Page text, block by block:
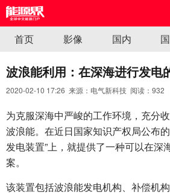
首页 影像 国内
波浪能利用：在深海进行发电
2020-02-10 17:26 来源：电气新科技 阅读： 932
为克服深海中严峻的工作环境，充分
波浪能。在近日国家知识产权局公布
发电装置”上，就提供了一种可以在深
案。
该装置包括波浪能发电机构、补偿机